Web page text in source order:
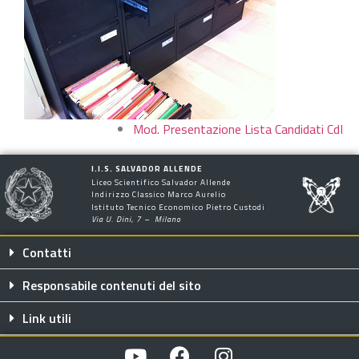
Mod. Presentazione Lista Candidati CdI
I.I.S. SALVADOR ALLENDE
Liceo Scientifico Salvador Allende
Indirizzo Classico Marco Aurelio
Istituto Tecnico Economico Pietro Custodi
Via U. Dini, 7 – Milano
Contatti
Responsabile contenuti del sito
Link utili